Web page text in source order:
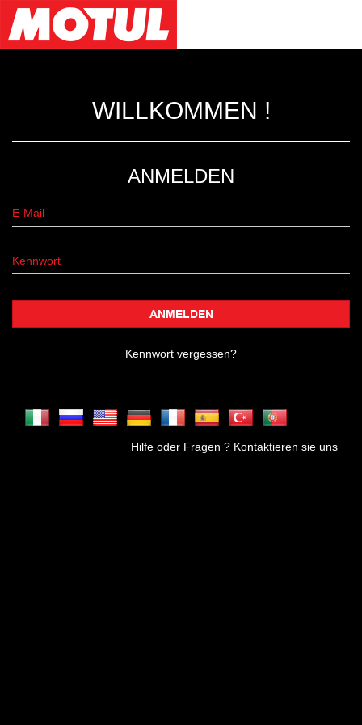
WILLKOMMEN !
ANMELDEN
ANMELDEN
Kennwort vergessen?
Hilfe oder Fragen ? Kontaktieren sie uns